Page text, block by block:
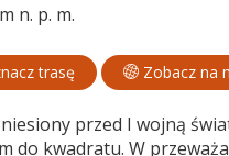
n. p. m.
trasę Zobacz na
przed I wojną
do kwadratu. W